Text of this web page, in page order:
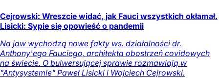
Cejrowski: Wreszcie widać, jak Fauci wszystkich okłamał.
Lisicki: Sypie się opowieść o pandemii
Na jaw wychodzą nowe fakty ws. działalności dr.
Anthony'ego Fauciego, architekta obostrzeń covidowych
na świecie. O bulwersującej sprawie rozmawiają w
"Antysystemie" Paweł Lisicki i Wojciech Cejrowski.